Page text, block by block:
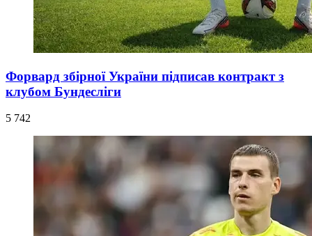
Форвард збірної України підписав контракт з
клубом Бундесліги
5 742